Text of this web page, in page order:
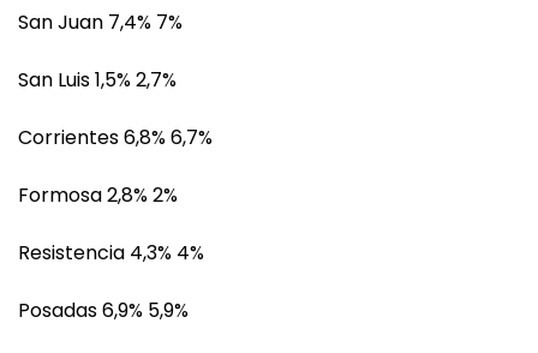
San Juan 7,4% 7%
San Luis 1,5% 2,7%
Corrientes 6,8% 6,7%
Formosa 2,8% 2%
Resistencia 4,3% 4%
Posadas 6,9% 5,9%